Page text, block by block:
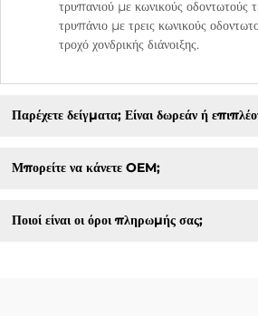
τρυπανιού με κωνικούς οδοντωτούς
τρυπάνιο με τρεις κωνικούς
τροχό χονδρικής διάνοιξης.
Παρέχετε δείγματα; Είναι δωρεάν ή
Μπορείτε να κάνετε OEM;
Ποιοί είναι οι όροι πληρωμής σας;